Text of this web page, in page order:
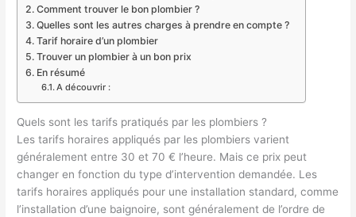
Comment trouver le bon plombier ?
Quelles sont les autres charges à prendre en compte ?
Tarif horaire d’un plombier
Trouver un plombier à un bon prix
En résumé
A découvrir :
Quels sont les tarifs pratiqués par les plombiers ?
Les tarifs horaires appliqués par les plombiers varient
généralement entre 30 et 70 € l’heure. Mais ce prix peut
changer en fonction du type d’intervention demandée. Les
tarifs horaires appliqués pour une installation standard, comme
l’installation d’une baignoire, sont généralement de l’ordre de